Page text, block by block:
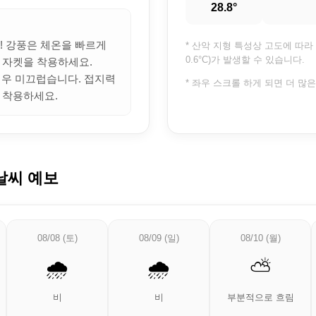
풍은 체온을 빠르게
켓을 착용하세요.
미끄럽습니다. 접지력
용하세요.
28.8°
* 산악 지형 특성상 고도에 따라
0.6°C)가 발생할 수 있습니다.
* 좌우 스크롤 하게 되면 더 많
씨 예보
08/08 (토)
🌧️
비
08/09 (일)
🌧️
비
08/10 (월)
⛅
부분적으로 흐림